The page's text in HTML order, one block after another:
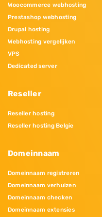
Woocommerce webhosting
Prestashop webhosting
Drupal hosting
Webhosting vergelijken
VPS
Dedicated server
Reseller
Reseller hosting
Reseller hosting Belgie
Domeinnaam
Domeinnaam registreren
Domeinnaam verhuizen
Domeinnaam checken
Domeinnaam extensies